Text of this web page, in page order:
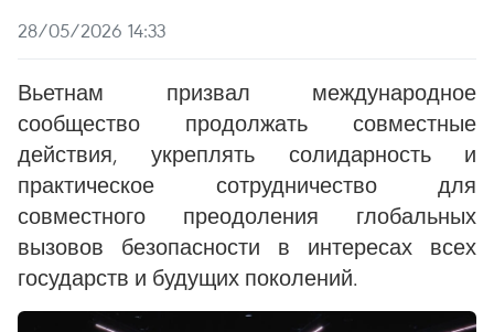
28/05/2026 14:33
Вьетнам призвал международное
сообщество продолжать совместные
действия, укреплять солидарность и
практическое сотрудничество для
совместного преодоления глобальных
вызовов безопасности в интересах всех
государств и будущих поколений.